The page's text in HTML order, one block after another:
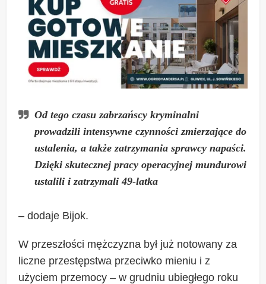
Od tego czasu zabrzańscy kryminalni
prowadzili intensywne czynności zmierzające do
ustalenia, a także zatrzymania sprawcy napaści.
Dzięki skutecznej pracy operacyjnej mundurowi
ustalili i zatrzymali 49-latka
– dodaje Bijok.
W przeszłości mężczyzna był już notowany za
liczne przestępstwa przeciwko mieniu i z
użyciem przemocy – w grudniu ubiegłego roku